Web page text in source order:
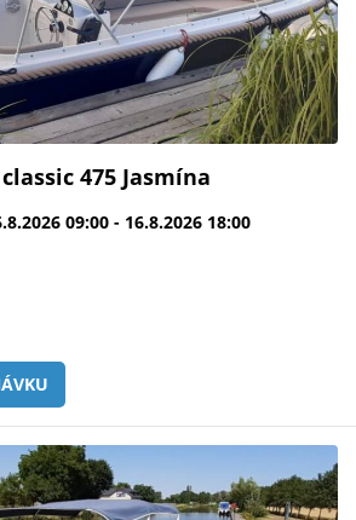
475 Jasmína
09:00 - 16.8.2026 18:00